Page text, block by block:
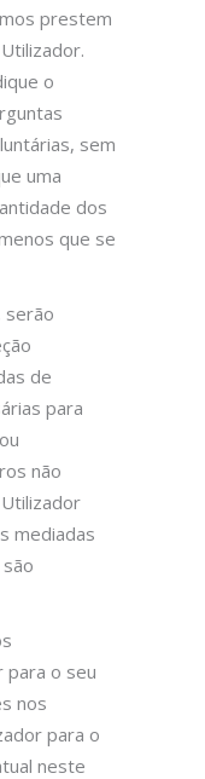
prestem
o
sem
uma
dos
que se
serão
de
para
não
mediadas
para o seu
nos
para o
neste